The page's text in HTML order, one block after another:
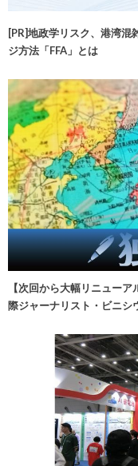
[PR]地政学リスク、港湾混
ジ方法「FFA」とは
【次回から大幅リニュー
際ジャーナリスト・ビニシ